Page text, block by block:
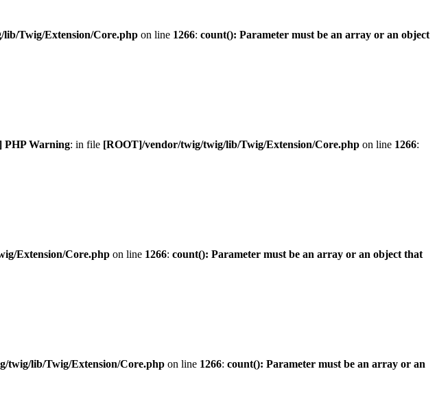
Twig/Extension/Core.php on line 1266: count(): Parameter must be an array or an object
PHP Warning: in file [ROOT]/vendor/twig/twig/lib/Twig/Extension/Core.php on line 1266:
Extension/Core.php on line 1266: count(): Parameter must be an array or an object that
twig/lib/Twig/Extension/Core.php on line 1266: count(): Parameter must be an array or an